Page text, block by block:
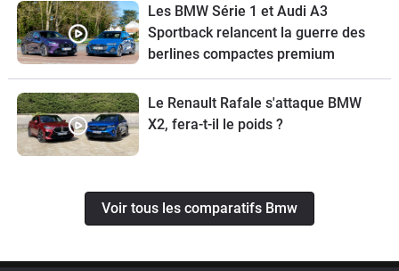
Les BMW Série 1 et Audi A3
Sportback relancent la guerre des
berlines compactes premium
Le Renault Rafale s'attaque BMW
X2, fera-t-il le poids ?
Voir tous les comparatifs Bmw